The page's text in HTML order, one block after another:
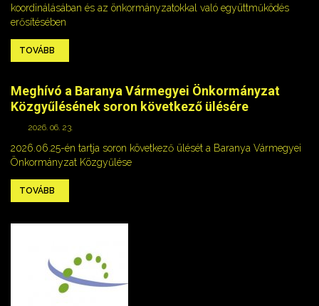
koordinálásában és az önkormányzatokkal való együttműködés
erősítésében
TOVÁBB
Meghívó a Baranya Vármegyei Önkormányzat
Közgyűlésének soron következő ülésére
2026. 06. 23.
2026.06.25-én tartja soron következő ülését a Baranya Vármegyei
Önkormányzat Közgyűlése
TOVÁBB